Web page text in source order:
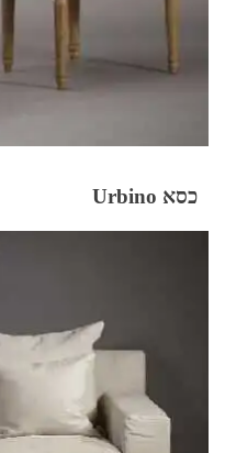
כסא Urbino